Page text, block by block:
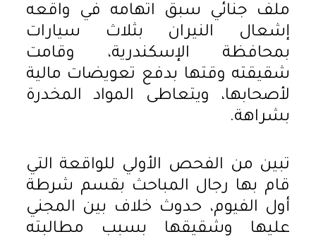
ملف جنائي سبق اتهامه في واقعه
إشعال النيران بثلاث سيارات
بمحافظة الإسكندرية، وقامت
شقيقته وقتها بدفع تعويضات مالية
لأصحابها، ويتعاطى المواد المخدرة
بشراهة.
تبين من الفحص الأولي للواقعة التي
قام بها رجال المباحث بقسم شرطة
أول الفيوم، حدوث خلاف بين المجني
عليها وشقيقها بسبب مطالبته